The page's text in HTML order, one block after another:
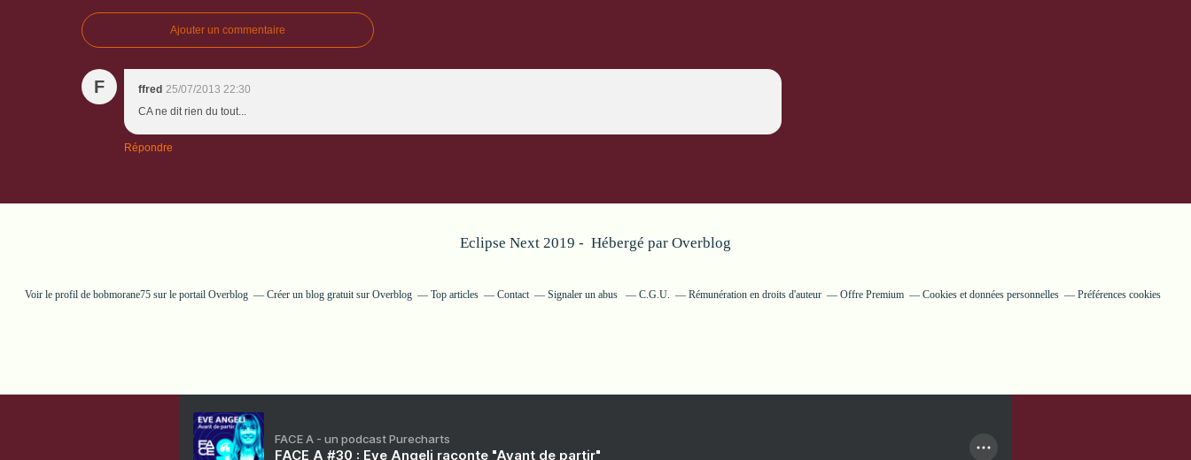
Ajouter un commentaire
F ffred 25/07/2013 22:30
CA ne dit rien du tout...
Répondre
Eclipse Next 2019 - Hébergé par Overblog
Voir le profil de bobmorane75 sur le portail Overblog Créer un blog gratuit sur Overblog Top articles Contact Signaler un abus C.G.U. Rémunération en droits d'auteur Offre Premium Cookies et données personnelles Préférences cookies
FACE A - un podcast Purecharts
FACE A #30 : Eve Angeli raconte "Avant de partir"